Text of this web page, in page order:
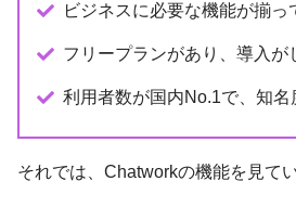
ビジネスに必要な機能が揃っ
フリープランがあり、導入が
利用者数が国内No.1で、知名
それでは、Chatworkの機能を見て